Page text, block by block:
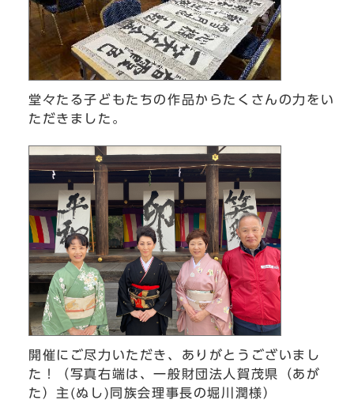
堂々たる子どもたちの作品からたくさんの力をい
ただきました。
開催にご尽力いただき、ありがとうございまし
た！（写真右端は、一般財団法人賀茂県（あが
た）主(ぬし)同族会理事長の堀川潤様）